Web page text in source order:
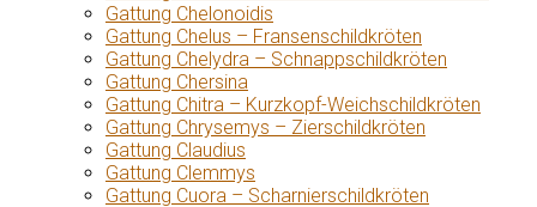
Gattung Chelonoidis
Gattung Chelus – Fransenschildkröten
Gattung Chelydra – Schnappschildkröten
Gattung Chersina
Gattung Chitra – Kurzkopf-Weichschildkröten
Gattung Chrysemys – Zierschildkröten
Gattung Claudius
Gattung Clemmys
Gattung Cuora – Scharnierschildkröten